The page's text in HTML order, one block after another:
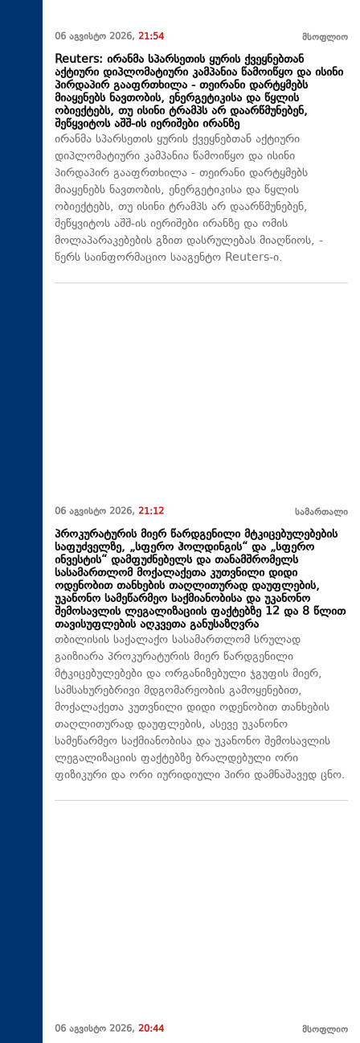
06 აგვისტო 2026, 21:54 მსოფლიო
Reuters: ირანმა სპარსეთის ყურის ქვეყნებთან
აქტიური დიპლომატიური კამპანია წამოიწყო და ისინი
პირდაპირ გააფრთხილა - თეირანი დარტყმებს
მიაყენებს ნავთობის, ენერგეტიკისა და წყლის
ობიექტებს, თუ ისინი ტრამპს არ დაარწმუნებენ,
შეწყვიტოს აშშ-ის იერიშები ირანზე
ირანმა სპარსეთის ყურის ქვეყნებთან აქტიური
დიპლომატიური კამპანია წამოიწყო და ისინი
პირდაპირ გააფრთხილა - თეირანი დარტყმებს
მიაყენებს ნავთობის, ენერგეტიკისა და წყლის
ობიექტებს, თუ ისინი ტრამპს არ დაარწმუნებენ,
შეწყვიტოს აშშ-ის იერიშები ირანზე და ომის
მოლაპარაკებების გზით დასრულებას მიაღწიოს, -
წერს საინფორმაციო სააგენტო Reuters-ი.
06 აგვისტო 2026, 21:12 სამართალი
პროკურატურის მიერ წარდგენილი მტკიცებულებების
საფუძველზე, „სფერო ჰოლდინგის“ და „სფერო
ინვესტის“ დამფუძნებელს და თანამშრომელს
სასამართლომ მოქალაქეთა კუთვნილი დიდი
ოდენობით თანხების თაღლითურად დაუფლების,
უკანონო სამეწარმეო საქმიანობისა და უკანონო
შემოსავლის ლეგალიზაციის ფაქტებზე 12 და 8 წლით
თავისუფლების აღკვეთა განუსაზღვრა
თბილისის საქალაქო სასამართლომ სრულად
გაიზიარა პროკურატურის მიერ წარდგენილი
მტკიცებულებები და ორგანიზებული ჯგუფის მიერ,
სამსახურებრივი მდგომარეობის გამოყენებით,
მოქალაქეთა კუთვნილი დიდი ოდენობით თანხების
თაღლითურად დაუფლების, ასევე უკანონო
სამეწარმეო საქმიანობისა და უკანონო შემოსავლის
ლეგალიზაციის ფაქტებზე ბრალდებული ორი
ფიზიკური და ორი იურიდიული პირი დამნაშავედ ცნო.
06 აგვისტო 2026, 20:44 მსოფლიო